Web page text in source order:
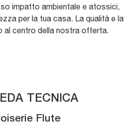
impatto ambientale e atossici,
per la tua casa. La qualità e la
al centro della nostra offerta.
TECNICA
Flute